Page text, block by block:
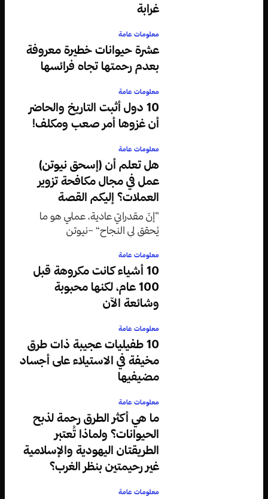
غرابة
معلومات عامة
عشرة حيوانات خطيرة معروفة
بعدم رحمتها تجاه فرائسها
معلومات عامة
10 دول أثبت التاريخ والحاضر
أن غزوها أمر صعب ومكلف!
معلومات عامة
هل تعلم أن (إسحق نيوتن)
عمل في مجال مكافحة تزوير
العملات؟ إليكم القصة
”إنّ مقدراتي عادية، عملي هو ما
يُحقق لي النجاح“ –نيوتن
معلومات عامة
10 أشياء كانت مكروهة قبل
100 عام، لكنها محبوبة
وشائعة الآن
معلومات عامة
10 طفيليات عجيبة ذات طرق
مخيفة في الاستيلاء على أجساد
مضيفيها
معلومات عامة
ما هي أكثر الطرق رحمة لذبح
الحيوانات؟ ولماذا تُعتبر
الطريقتان اليهودية والإسلامية
غير رحيمتين بنظر الغرب؟
معلومات عامة